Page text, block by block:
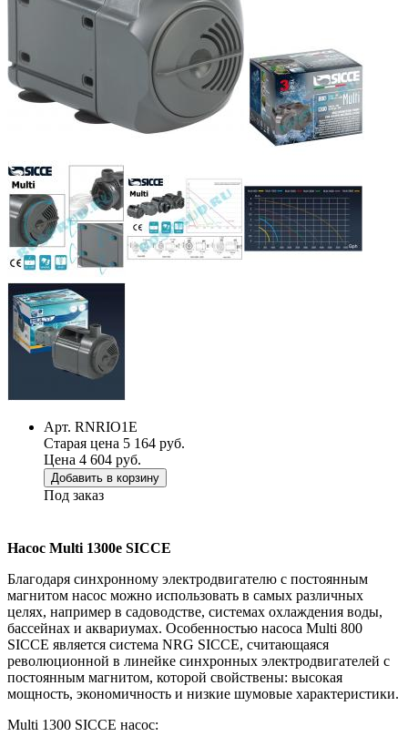
Арт. RNRIO1E
Старая цена 5 164 руб.
Цена 4 604 руб.
Добавить в корзину
Под заказ
Насос Multi 1300e SICCE
Благодаря синхронному электродвигателю с постоянным
магнитом насос можно использовать в самых различных
целях, например в садоводстве, системах охлаждения воды,
бассейнах и аквариумах. Особенностью насоса Multi 800
SICCE является система NRG SICCE, считающаяся
революционной в линейке синхронных электродвигателей с
постоянным магнитом, которой свойствены: высокая
мощность, экономичность и низкие шумовые характеристики.
Multi 1300 SICCE насос: